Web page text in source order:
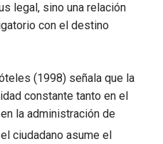
legal, sino una relación
con el destino
(1998) señala que la
constante tanto en el
la administración de
ciudadano asume el